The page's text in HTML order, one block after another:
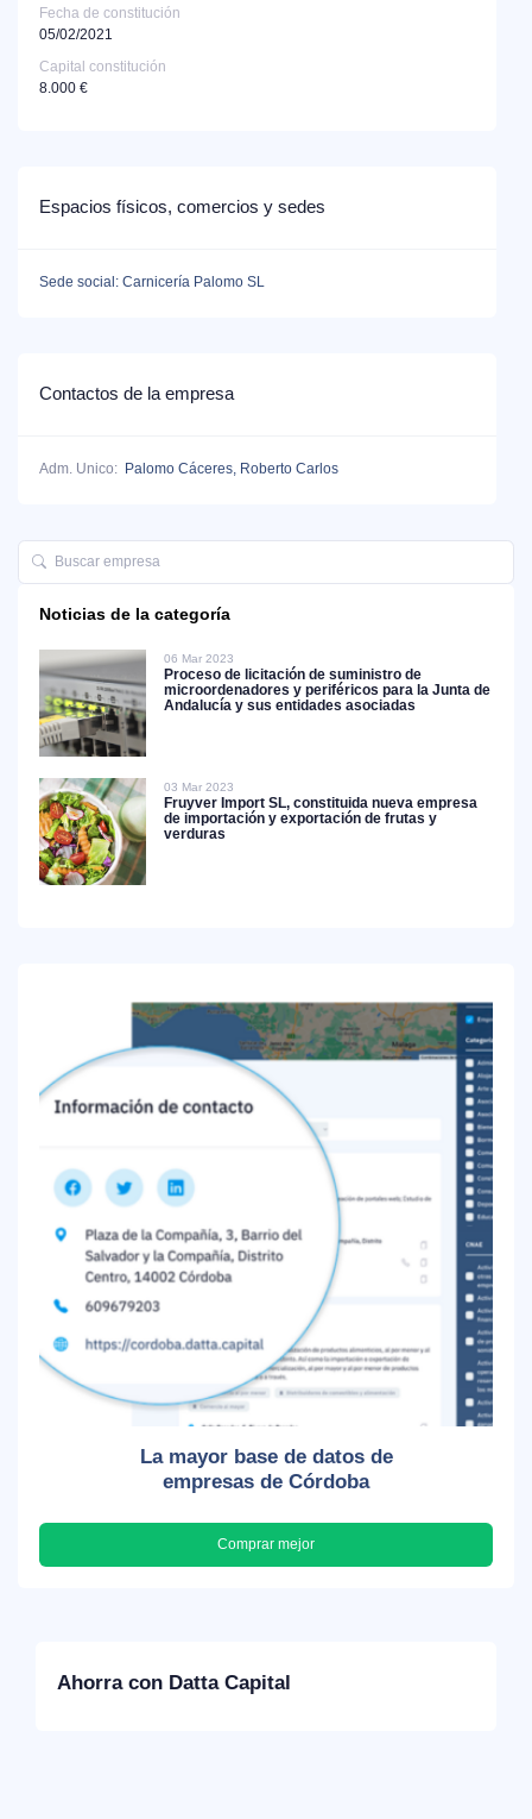
Fecha de constitución
05/02/2021
Capital constitución
8.000 €
Espacios físicos, comercios y sedes
Sede social: Carnicería Palomo SL
Contactos de la empresa
Adm. Unico: Palomo Cáceres, Roberto Carlos
Noticias de la categoría
06 Mar 2023
Proceso de licitación de suministro de
microordenadores y periféricos para la Junta de
Andalucía y sus entidades asociadas
03 Mar 2023
Fruyver Import SL, constituida nueva empresa
de importación y exportación de frutas y
verduras
La mayor base de datos de
empresas de Córdoba
Comprar mejor
Ahorra con Datta Capital